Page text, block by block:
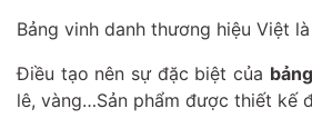
Bảng vinh danh thương hiệu Việt
Điều tạo nên sự đặc biệt của
lê, vàng…Sản phẩm được thiết kế